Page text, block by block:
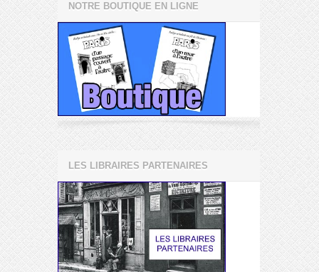
NOTRE BOUTIQUE EN LIGNE
LES LIBRAIRES PARTENAIRES